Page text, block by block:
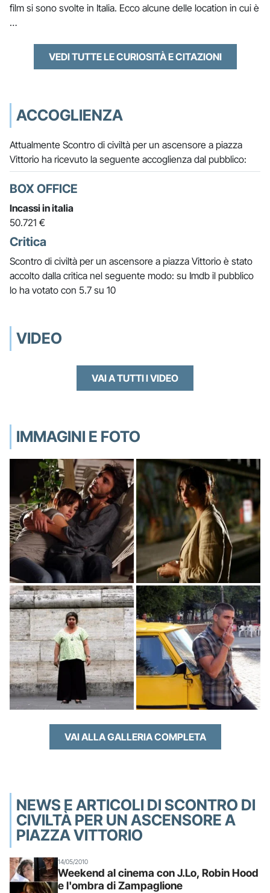
film si sono svolte in Italia. Ecco alcune delle location in cui è
…
VEDI TUTTE LE CURIOSITÀ E CITAZIONI
ACCOGLIENZA
Attualmente Scontro di civiltà per un ascensore a piazza
Vittorio ha ricevuto la seguente accoglienza dal pubblico:
BOX OFFICE
Incassi in italia
50.721 €
Critica
Scontro di civiltà per un ascensore a piazza Vittorio è stato
accolto dalla critica nel seguente modo: su Imdb il pubblico
lo ha votato con 5.7 su 10
VIDEO
VAI A TUTTI I VIDEO
IMMAGINI E FOTO
VAI ALLA GALLERIA COMPLETA
NEWS E ARTICOLI DI SCONTRO DI
CIVILTÀ PER UN ASCENSORE A
PIAZZA VITTORIO
14/05/2010
Weekend al cinema con J.Lo, Robin Hood
e l'ombra di Zampaglione